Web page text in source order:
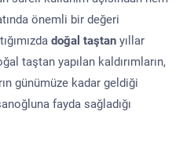
önemli bir değeri
doğal taştan yıllar
taştan yapılan kaldırımların,
günümüze kadar geldiği
fayda sağladığı